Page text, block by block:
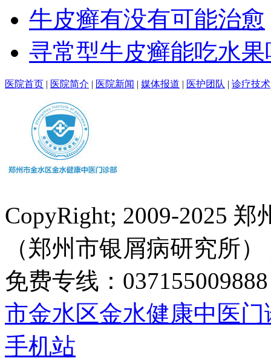
牛皮癣有没有可能治愈
寻常型牛皮癣能吃水果
医院首页 | 医院简介 | 医院新闻 | 媒体报道 | 医护团队 | 诊疗技术
CopyRight; 2009-2025
（郑州市银屑病研究所
免费专线：
市金水区金水健康中医
手机站